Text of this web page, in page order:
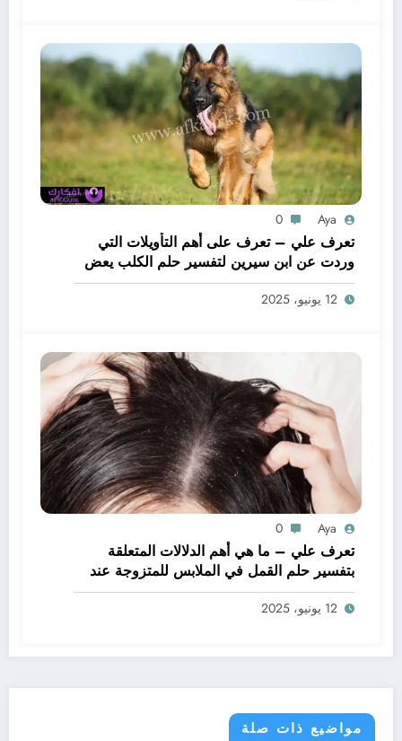
Aya
0
تعرف علي – تعرف على أهم التأويلات التي
وردت عن ابن سيرين لتفسير حلم الكلب يعض
يدي – بالتفصيل
12 يونيو، 2025
Aya
0
تعرف علي – ما هي أهم الدلالات المتعلقة
بتفسير حلم القمل في الملابس للمتزوجة عند
ابن سيرين؟ – بالتفصيل
12 يونيو، 2025
مواضيع ذات صلة